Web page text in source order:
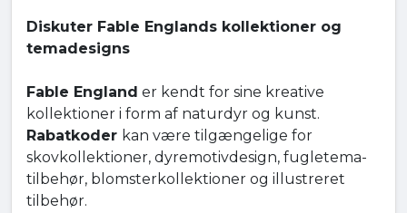
Diskuter Fable Englands kollektioner og
temadesigns
Fable England er kendt for sine kreative
kollektioner i form af naturdyr og kunst.
Rabatkoder kan være tilgængelige for
skovkollektioner, dyremotivdesign, fugletema-
tilbehør, blomsterkollektioner og illustreret
tilbehør.